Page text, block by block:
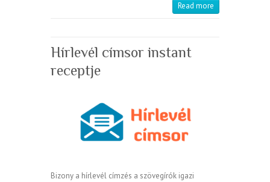
Read more
Hírlevél címsor instant
receptje
Bizony a hírlevél címzés a szövegírók igazi